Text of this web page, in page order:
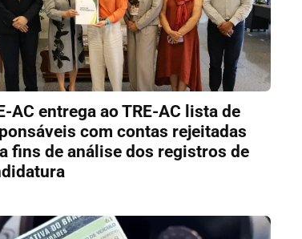
AC entrega ao TRE-AC lista de
com contas rejeitadas
fins de análise dos registros de